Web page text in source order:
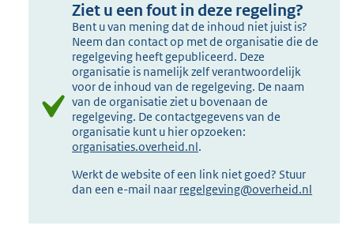
Ziet u een fout in deze regeling?
Bent u van mening dat de inhoud niet juist is?
Neem dan contact op met de organisatie die de
regelgeving heeft gepubliceerd. Deze
organisatie is namelijk zelf verantwoordelijk
voor de inhoud van de regelgeving. De naam
van de organisatie ziet u bovenaan de
regelgeving. De contactgegevens van de
organisatie kunt u hier opzoeken:
organisaties.overheid.nl.
Werkt de website of een link niet goed? Stuur
dan een e-mail naar regelgeving@overheid.nl